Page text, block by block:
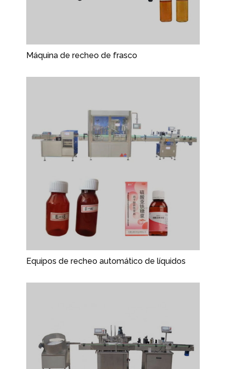
Máquina de recheo de frasco
Equipos de recheo automático de líquidos